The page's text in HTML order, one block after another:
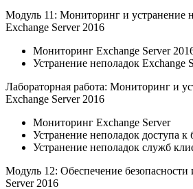
Модуль 11: Мониторинг и устранение
Exchange Server 2016
Мониторинг Exchange Server
Устранение неполадок Exchange
Лабораторная работа: Мониторинг и
Exchange Server 2016
Мониторинг Exchange Server
Устранение неполадок доступа к
Устранение неполадок служб
Модуль 12: Обеспечение безопасности
Server 2016